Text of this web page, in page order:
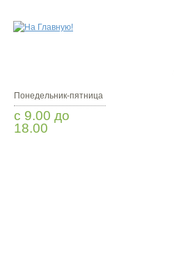
Понедельник-пятница
с 9.00 до
18.00